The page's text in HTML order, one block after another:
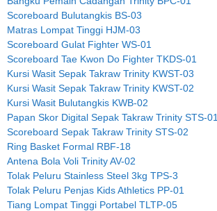
Scoreboard Bulutangkis BS-03
Matras Lompat Tinggi HJM-03
Scoreboard Gulat Fighter WS-01
Scoreboard Tae Kwon Do Fighter TKDS-01
Kursi Wasit Sepak Takraw Trinity KWST-03
Kursi Wasit Sepak Takraw Trinity KWST-02
Kursi Wasit Bulutangkis KWB-02
Papan Skor Digital Sepak Takraw Trinity STS-01
Scoreboard Sepak Takraw Trinity STS-02
Ring Basket Formal RBF-18
Antena Bola Voli Trinity AV-02
Tolak Peluru Stainless Steel 3kg TPS-3
Tolak Peluru Penjas Kids Athletics PP-01
Tiang Lompat Tinggi Portabel TLTP-05